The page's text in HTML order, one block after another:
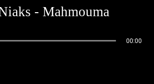
- Mahmouma
00:00